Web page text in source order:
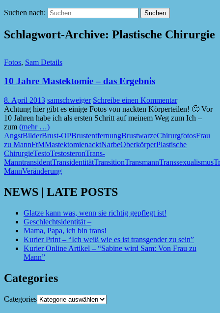
Suchen nach:
Schlagwort-Archive: Plastische Chirurgie
Fotos, Sam Details
10 Jahre Mastektomie – das Ergebnis
8. April 2013 samschweiger Schreibe einen Kommentar
Achtung hier gibt es einige Fotos von nackten Körperteilen! 🙂 Vor
10 Jahren habe ich als ersten Schritt auf meinem Weg zum Ich –
zum (mehr …)
AngstBilderBrust-OPBrustentfernungBrustwarzeChirurgfotosFrau
zu MannFtMMastektomienacktNarbeOberkörperPlastische
ChirurgieTestoTestosteronTrans-
ManntransidentTransidentitätTransitionTransmannTranssexualismus
MannVeränderung
NEWS | LATE POSTS
Glatze kann was, wenn sie richtig gepflegt ist!
Geschlechtsidentität –
Mama, Papa, ich bin trans!
Kurier Print – “Ich weiß wie es ist transgender zu sein”
Kurier Online Artikel – “Sabine wird Sam: Von Frau zu
Mann”
Categories
Categories